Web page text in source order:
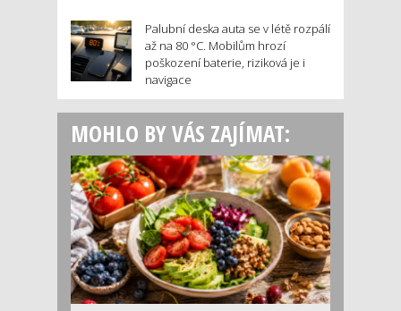
Palubní deska auta se v létě rozpálí
až na 80 °C. Mobilům hrozí
poškození baterie, riziková je i
navigace
MOHLO BY VÁS ZAJÍMAT: